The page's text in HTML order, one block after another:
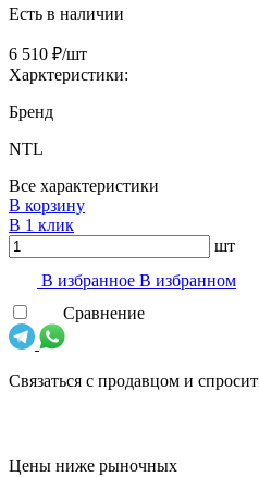
Есть в наличии
6 510 ₽/шт
Харктеристики:
Бренд
NTL
Все характеристики
В корзину
В 1 клик
шт
В избранноe В избранном
Сравнение
Связаться с продавцом и
Цены ниже рыночных